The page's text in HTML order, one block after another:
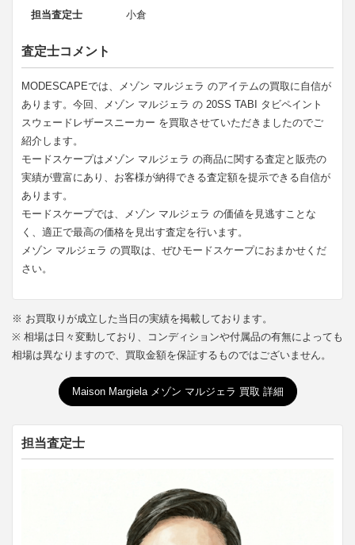
担当査定士 小倉
査定士コメント
MODESCAPEでは、メゾン マルジェラ のアイテムの買取に自信が
あります。今回、メゾン マルジェラ の 20SS TABI タビペイント
スウェードレザースニーカー を買取させていただきましたのでご
紹介します。
モードスケープはメゾン マルジェラ の商品に関する査定と販売の
実績が豊富にあり、お客様が納得できる査定額を提示できる自信が
あります。
モードスケープでは、メゾン マルジェラ の価値を見逃すことな
く、適正で最高の価格を見出す査定を行います。
メゾン マルジェラ の買取は、ぜひモードスケープにおまかせくだ
さい。
※ お買取りが成立した当日の実績を掲載しております。
※ 相場は日々変動しており、コンディションや付属品の有無によっても
相場は異なりますので、買取金額を保証するものではございません。
Maison Margiela メゾン マルジェラ 買取 詳細
担当査定士